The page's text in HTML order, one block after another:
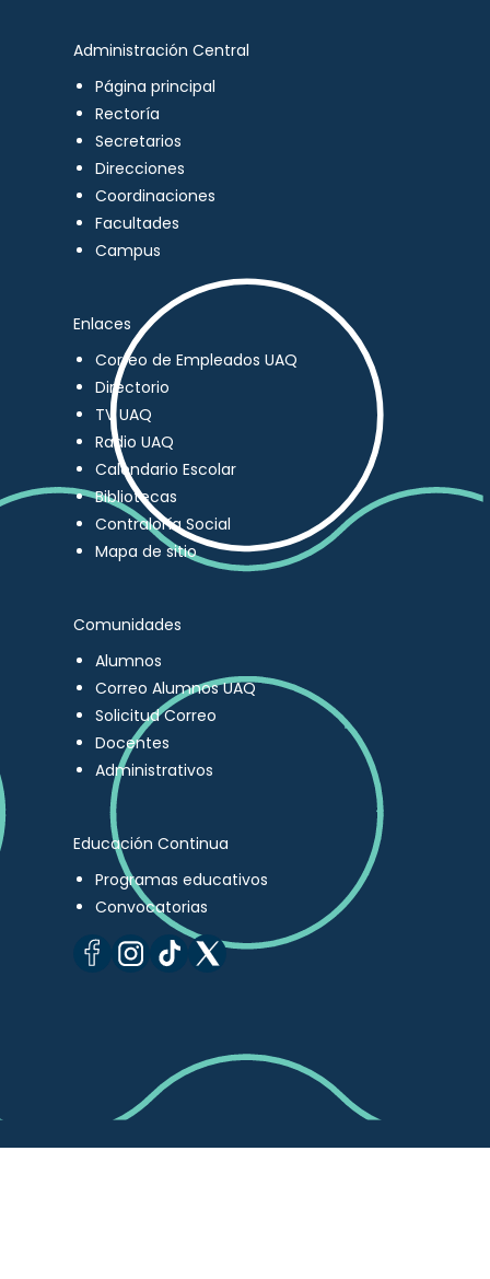
Administración Central
Página principal
Rectoría
Secretarios
Direcciones
Coordinaciones
Facultades
Campus
Enlaces
Correo de Empleados UAQ
Directorio
TV UAQ
Radio UAQ
Calendario Escolar
Bibliotecas
Contraloría Social
Mapa de sitio
Comunidades
Alumnos
Correo Alumnos UAQ
Solicitud Correo
Docentes
Administrativos
Educación Continua
Programas educativos
Convocatorias